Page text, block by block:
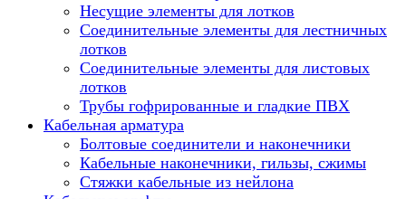
Несущие элементы для лотков
Соединительные элементы для лестничных
лотков
Соединительные элементы для листовых
лотков
Трубы гофрированные и гладкие ПВХ
Кабельная арматура
Болтовые соединители и наконечники
Кабельные наконечники, гильзы, сжимы
Стяжки кабельные из нейлона